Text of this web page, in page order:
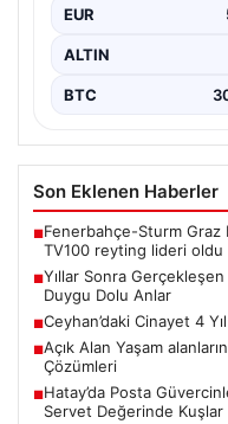
EUR
ALTIN
BTC
Son Eklenen Haberler
■Fenerbahçe-Sturm Graz
TV100 reyting lideri oldu
■Yıllar Sonra Gerçekleşen
Duygu Dolu Anlar
■Ceyhan’daki Cinayet 4
■Açık Alan Yaşam
Çözümleri
■Hatay’da Posta
Servet Değerinde Kuşlar